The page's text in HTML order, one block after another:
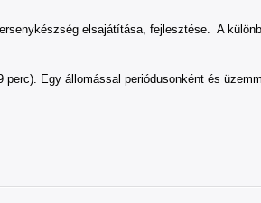
elsajátítása, fejlesztése. A
perc). Egy állomással periódusonként és